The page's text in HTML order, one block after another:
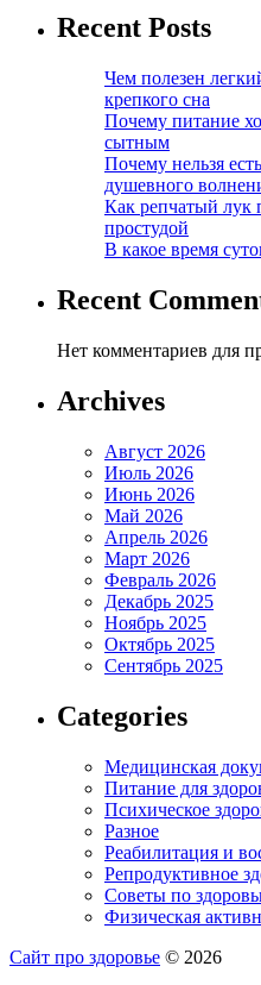
Recent Posts
Чем полезен
крепкого сна
Почему питание
сытным
Почему нельзя
душевного
Как репчатый лук
простудой
В какое время
Recent
Нет комментариев для
Archives
Август 2026
Июль 2026
Июнь 2026
Май 2026
Апрель 2026
Март 2026
Февраль 2026
Декабрь 2025
Ноябрь 2025
Октябрь 2025
Сентябрь 2025
Categories
Медицинская
Питание для
Психическое
Разное
Реабилитация и
Репродуктивное
Советы по
Физическая
Сайт про здоровье © 2026